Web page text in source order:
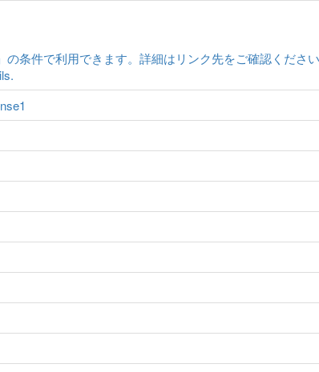
条件で利用できます。詳細はリンク先をご確認くださ